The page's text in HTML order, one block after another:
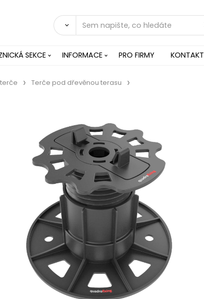
SEKCE INFORMACE PRO FIRMY KONTAKT
Terče pod dřevěnou terasu